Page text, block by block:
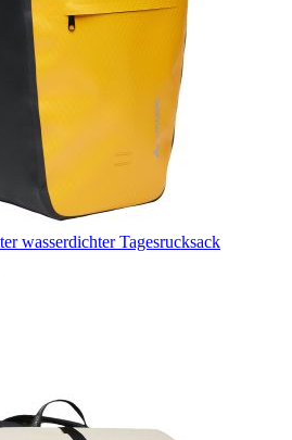
wasserdichter Tagesrucksack